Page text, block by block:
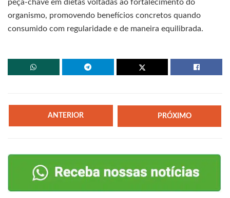
peça-chave em dietas voltadas ao fortalecimento do
organismo, promovendo benefícios concretos quando
consumido com regularidade e de maneira equilibrada.
ANTERIOR PRÓXIMO